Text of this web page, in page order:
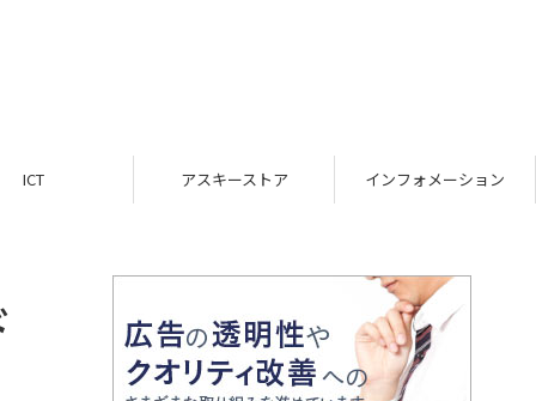
ICT アスキーストア インフォメーション